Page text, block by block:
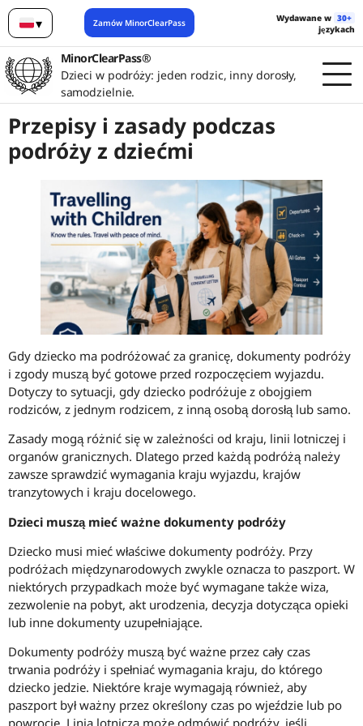
▾
Polski
Zamów MinorClearPass Wydawane w 30+
językach
MinorClearPass®
Dzieci w podróży: jeden rodzic, inny dorosły,
samodzielnie.
Przepisy i zasady podczas
podróży z dziećmi
Gdy dziecko ma podróżować za granicę, dokumenty podróży
i zgody muszą być gotowe przed rozpoczęciem wyjazdu.
Dotyczy to sytuacji, gdy dziecko podróżuje z obojgiem
rodziców, z jednym rodzicem, z inną osobą dorosłą lub samo.
Zasady mogą różnić się w zależności od kraju, linii lotniczej i
organów granicznych. Dlatego przed każdą podróżą należy
zawsze sprawdzić wymagania kraju wyjazdu, krajów
tranzytowych i kraju docelowego.
Dzieci muszą mieć ważne dokumenty podróży
Dziecko musi mieć właściwe dokumenty podróży. Przy
podróżach międzynarodowych zwykle oznacza to paszport. W
niektórych przypadkach może być wymagane także wiza,
zezwolenie na pobyt, akt urodzenia, decyzja dotycząca opieki
lub inne dokumenty uzupełniające.
Dokumenty podróży muszą być ważne przez cały czas
trwania podróży i spełniać wymagania kraju, do którego
dziecko jedzie. Niektóre kraje wymagają również, aby
paszport był ważny przez określony czas po wjeździe lub po